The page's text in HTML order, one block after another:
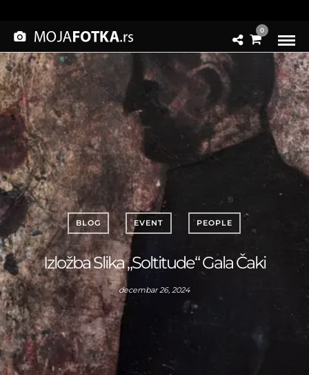
0
BLOG EVENT PEOPLE
Izložba Slika „Soltitude“ Gala Čaki
decembar 26, 2024